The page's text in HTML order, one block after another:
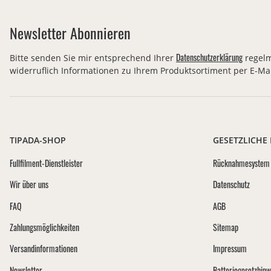
Newsletter Abonnieren
Bitte senden Sie mir entsprechend Ihrer Datenschutzerklärung
widerruflich Informationen zu Ihrem Produktsortiment per E-
TIPADA-SHOP
Fullfilment-Dienstleister
Wir über uns
FAQ
Zahlungsmöglichkeiten
Versandinformationen
Datenschutz
AGB
Sitemap
Impressum